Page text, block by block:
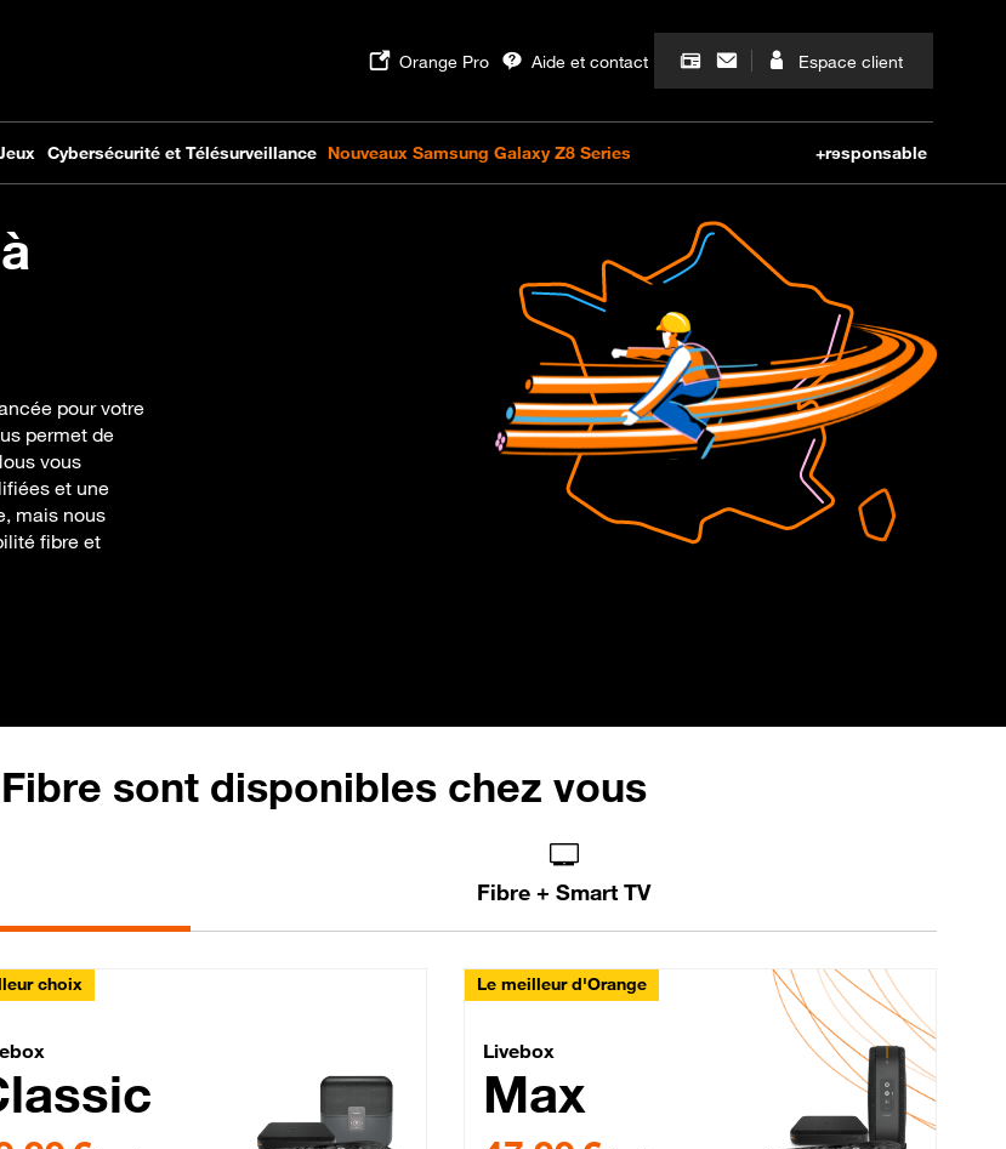
pour votre
permet de
vous
et une
mais nous
fibre et
sont disponibles chez vous
Fibre + Smart TV
choix
Classic Fibre
€ par mois pendant 12 mois puis 42,99 € par mois, Engagement 12 mois
Le meilleur d'Orange
Livebox Max Fibre
Livebox
Max
47,99 € par mois pendant 12 mois puis 57,99 € par mois,